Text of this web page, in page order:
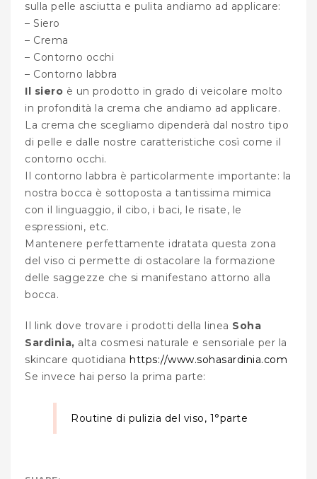
sulla pelle asciutta e pulita andiamo ad applicare:
– Siero
– Crema
– Contorno occhi
– Contorno labbra
Il siero è un prodotto in grado di veicolare molto
in profondità la crema che andiamo ad applicare.
La crema che scegliamo dipenderà dal nostro tipo
di pelle e dalle nostre caratteristiche così come il
contorno occhi.
Il contorno labbra è particolarmente importante: la
nostra bocca è sottoposta a tantissima mimica
con il linguaggio, il cibo, i baci, le risate, le
espressioni, etc.
Mantenere perfettamente idratata questa zona
del viso ci permette di ostacolare la formazione
delle saggezze che si manifestano attorno alla
bocca.
Il link dove trovare i prodotti della linea Soha
Sardinia, alta cosmesi naturale e sensoriale per la
skincare quotidiana https://www.sohasardinia.com
Se invece hai perso la prima parte:
Routine di pulizia del viso, 1°parte